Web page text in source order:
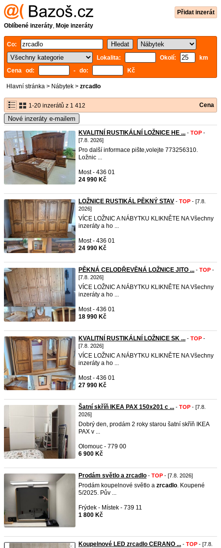
Přidat inzerát
Oblíbené inzeráty, Moje inzeráty
Co:
Lokalita:
Okolí:
km
Cena od:
- do: Kč
Hlavní stránka > Nábytek > zrcadlo
1-20 inzerátů z 1 412 Cena
Nové inzeráty e-mailem
KVALITNÍ RUSTIKÁLNÍ LOŽNICE HE ... - TOP -
[7.8. 2026]
Pro další informace pište,volejte 773256310.
Ložnic ...
Most - 436 01
24 990 Kč
LOŽNICE RUSTIKÁL PĚKNÝ STAV - TOP - [7.8.
2026]
VÍCE LOŽNIC A NÁBYTKU KLIKNĚTE NA Všechny
inzeráty a ho ...
Most - 436 01
24 990 Kč
PĚKNÁ CELODŘEVĚNÁ LOŽNICE JITO ... - TOP -
[7.8. 2026]
VÍCE LOŽNIC A NÁBYTKU KLIKNĚTE NA Všechny
inzeráty a ho ...
Most - 436 01
18 990 Kč
KVALITNÍ RUSTIKÁLNÍ LOŽNICE SK ... - TOP -
[7.8. 2026]
VÍCE LOŽNIC A NÁBYTKU KLIKNĚTE NA Všechny
inzeráty a ho ...
Most - 436 01
27 990 Kč
Šatní skříň IKEA PAX 150x201 c ... - TOP - [7.8.
2026]
Dobrý den, prodám 2 roky starou šatní skříň IKEA
PAX v ...
Olomouc - 779 00
6 900 Kč
Prodám světlo a zrcadlo - TOP - [7.8. 2026]
Prodám koupelnové světlo a zrcadlo. Koupené
5/2025. Pův ...
Frýdek - Místek - 739 11
1 800 Kč
Koupelnové LED zrcadlo CERANO ... - TOP - [7.8.